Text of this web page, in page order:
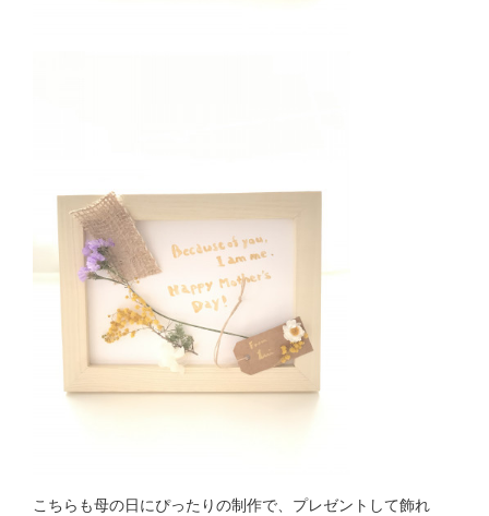
こちらも母の日にぴったりの制作で、プレゼントして飾れ